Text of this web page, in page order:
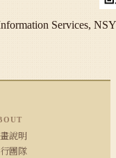
Services,
說明
團隊